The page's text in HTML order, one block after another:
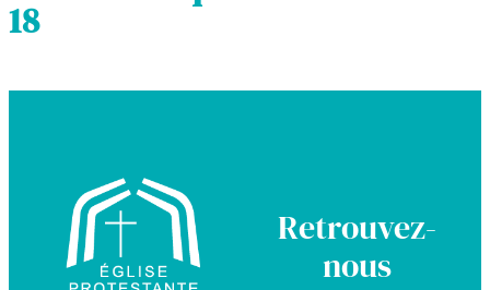
18
Retrouvez-
nous